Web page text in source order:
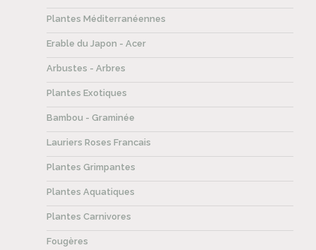
Plantes Méditerranéennes
Erable du Japon - Acer
Arbustes - Arbres
Plantes Exotiques
Bambou - Graminée
Lauriers Roses Francais
Plantes Grimpantes
Plantes Aquatiques
Plantes Carnivores
Fougères